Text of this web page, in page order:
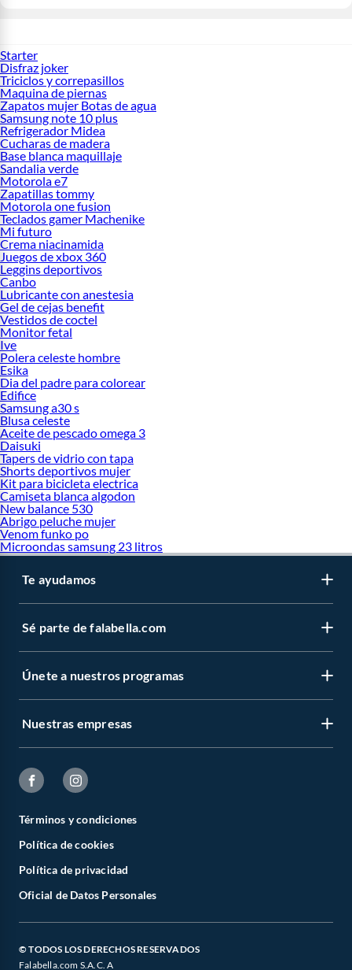
Starter
Disfraz joker
Triciclos y correpasillos
Maquina de piernas
Zapatos mujer Botas de agua
Samsung note 10 plus
Refrigerador Midea
Cucharas de madera
Base blanca maquillaje
Sandalia verde
Motorola e7
Zapatillas tommy
Motorola one fusion
Teclados gamer Machenike
Mi futuro
Crema niacinamida
Juegos de xbox 360
Leggins deportivos
Canbo
Lubricante con anestesia
Gel de cejas benefit
Vestidos de coctel
Monitor fetal
Ive
Polera celeste hombre
Esika
Dia del padre para colorear
Edifice
Samsung a30 s
Blusa celeste
Aceite de pescado omega 3
Daisuki
Tapers de vidrio con tapa
Shorts deportivos mujer
Kit para bicicleta electrica
Camiseta blanca algodon
New balance 530
Abrigo peluche mujer
Venom funko po
Microondas samsung 23 litros
Te ayudamos
Sé parte de falabella.com
Únete a nuestros programas
Nuestras empresas
Términos y condiciones
Política de cookies
Política de privacidad
Oficial de Datos Personales
© TODOS LOS DERECHOS RESERVADOS
Falabella.com S.A.C. A